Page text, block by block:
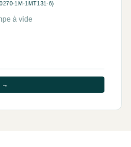
1M-1MT131-6)
à vide
→